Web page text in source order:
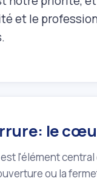
et le
le
l'élément
ou la